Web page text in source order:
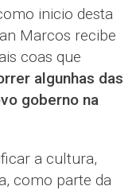
inicio desta
Marcos recibe
coas que
algunhas das
goberno na
a cultura,
como parte da